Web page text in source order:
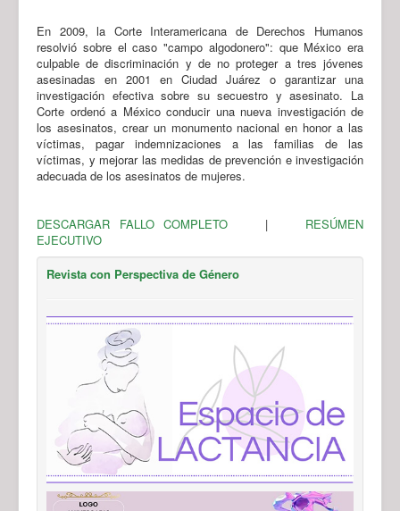
En 2009, la Corte Interamericana de Derechos Humanos
resolvió sobre el caso "campo algodonero": que México era
culpable de discriminación y de no proteger a tres jóvenes
asesinadas en 2001 en Ciudad Juárez o garantizar una
investigación efectiva sobre su secuestro y asesinato. La
Corte ordenó a México conducir una nueva investigación de
los asesinatos, crear un monumento nacional en honor a las
víctimas, pagar indemnizaciones a las familias de las
víctimas, y mejorar las medidas de prevención e investigación
adecuada de los asesinatos de mujeres.
DESCARGAR FALLO COMPLETO | RESÚMEN
EJECUTIVO
Revista con Perspectiva de Género